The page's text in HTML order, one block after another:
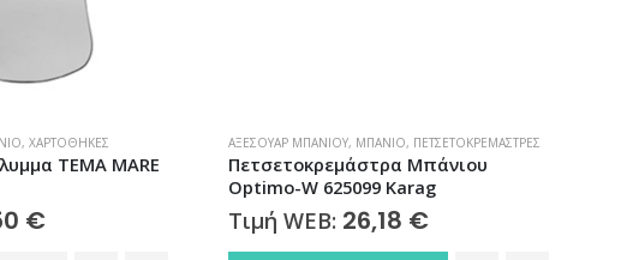
, ΧΑΡΤΟΘΉΚΕΣ
TEMA MARE
€
ΑΞΕΣΟΥΆΡ ΜΠΆΝΙΟΥ, ΜΠΆΝΙΟ, ΠΕΤΣΕΤΟΚΡΕΜΆΣΤΡΕΣ
Πετσετοκρεμάστρα Μπάνιου
Optimo-W 625099 Karag
Τιμή WEB: 26,18 €